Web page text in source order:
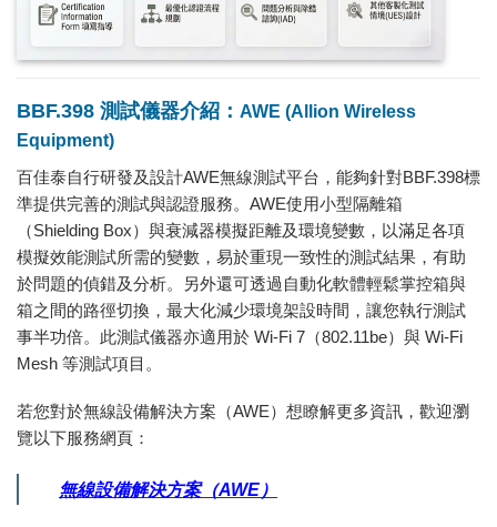
BBF.398 測試儀器介紹： AWE (Allion Wireless
Equipment)
百佳泰自行研發及設計AWE無線測試平台，能夠針對BBF.398標
準提供完善的測試與認證服務。AWE使用小型隔離箱
（Shielding Box）與衰減器模擬距離及環境變數，以滿足各項
模擬效能測試所需的變數，易於重現一致性的測試結果，有助
於問題的偵錯及分析。另外還可透過自動化軟體輕鬆掌控箱與
箱之間的路徑切換，最大化減少環境架設時間，讓您執行測試
事半功倍。此測試儀器亦適用於 Wi-Fi 7（802.11be）與 Wi-Fi
Mesh 等測試項目。
若您對於無線設備解決方案（AWE）想瞭解更多資訊，歡迎瀏
覽以下服務網頁：
無線設備解決方案（AWE）